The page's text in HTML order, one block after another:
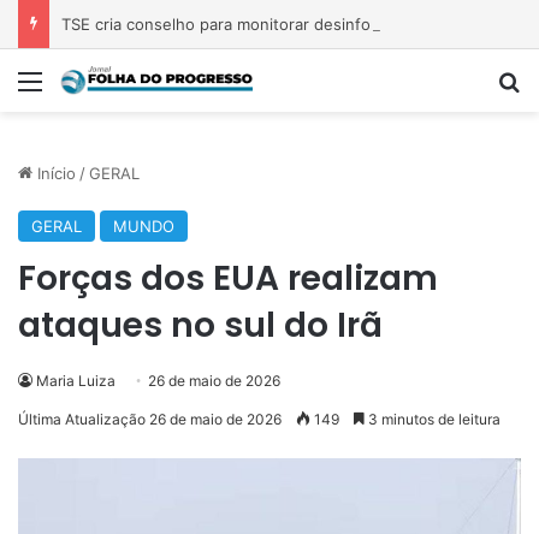
Menu
Início /GERAL
GERAL MUNDO
Forças dos EUA realizam
ataques no sul do Irã
Maria Luiza 26 de maio de 2026
Última Atualização 26 de maio de 2026 149 3 minutos de leitura